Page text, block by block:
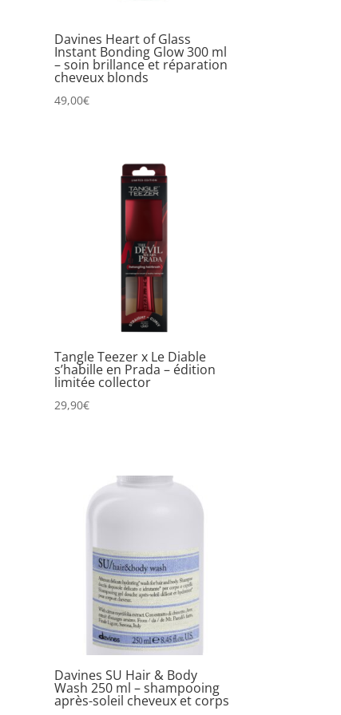
Davines Heart of Glass
Instant Bonding Glow 300 ml
– soin brillance et réparation
cheveux blonds
49,00€
Tangle Teezer x Le Diable
s’habille en Prada – édition
limitée collector
29,90€
Davines SU Hair & Body
Wash 250 ml – shampooing
après-soleil cheveux et corps